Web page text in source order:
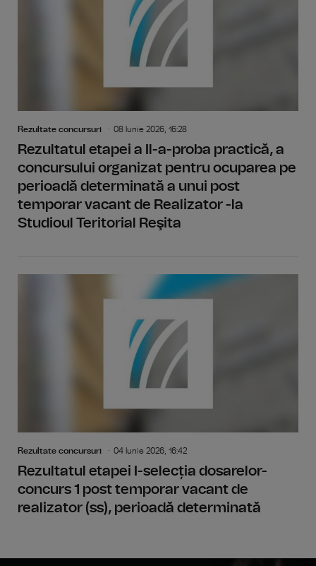
Rezultate concursuri 08 Iunie 2026, 16:28
Rezultatul etapei a Il-a-proba practică, a
concursului organizat pentru ocuparea pe
perioadă determinată a unui post
temporar vacant de Realizator -la
Studioul Teritorial Reşita
Rezultate concursuri 04 Iunie 2026, 16:42
Rezultatul etapei I-selecția dosarelor-
concurs 1 post temporar vacant de
realizator (ss), perioadă determinată